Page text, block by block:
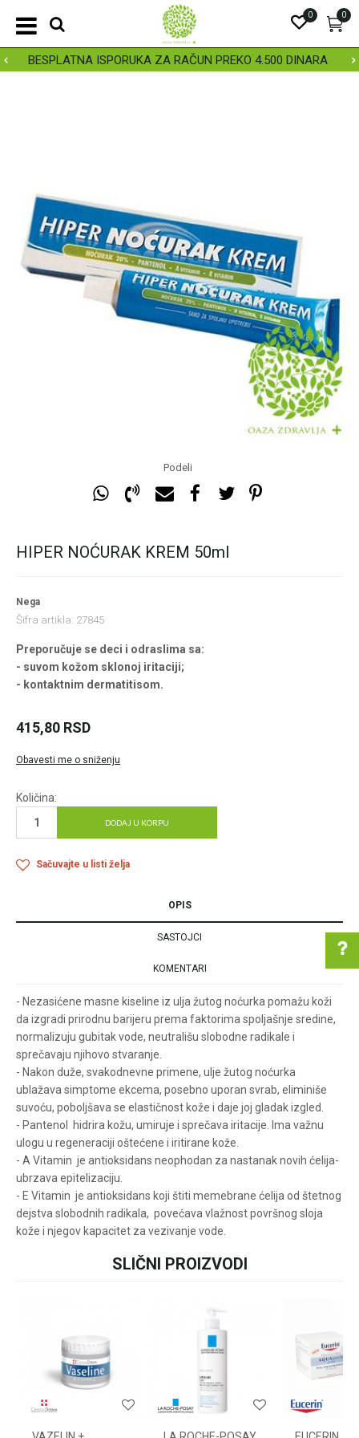
BESPLATNA ISPORUKA ZA RAČUN PREKO 4.500 DINARA
0
0
Podeli
HIPER NOĆURAK KREM 50ml
Nega
Šifra artikla: 27845
Preporučuje se deci i odraslima sa:
- suvom kožom sklonoj iritaciji;
- kontaktnim dermatitisom.
415,80 RSD
Obavesti me o sniženju
Količina:
DODAJ U KORPU
Sačuvajte u listi želja
Pomoć pri kupovini
Za više informacija u
vezi online porudžbine
pišite nam:
customers@oazazdrav
ili pozovite:
Svakog radnog dana od
08h do 16h
OPIS
SASTOJCI
KOMENTARI
- Nezasićene masne kiseline iz ulja žutog noćurka pomažu koži
da izgradi prirodnu barijeru prema faktorima spoljašnje sredine,
normalizuju gubitak vode, neutrališu slobodne radikale i
sprečavaju njihovo stvaranje.
- Nakon duže, svakodnevne primene, ulje žutog noćurka
ublažava simptome ekcema, posebno uporan svrab, eliminiše
suvoću, poboljšava se elastičnost kože i daje joj gladak izgled.
- Pantenol hidrira kožu, umiruje i sprečava iritacije. Ima važnu
ulogu u regeneraciji oštećene i iritirane kože.
- A Vitamin je antioksidans neophodan za nastanak novih ćelija-
ubrzava epitelizaciju.
- E Vitamin je antioksidans koji štiti memebrane ćelija od štetnog
dejstva slobodnih radikala, povećava vlažnost površnog sloja
kože i njegov kapacitet za vezivanje vode.
SLIČNI PROIZVODI